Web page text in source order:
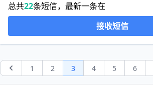
总共22条短信，最新一条在
接收短信
Previous
1 2 3 4 5 6